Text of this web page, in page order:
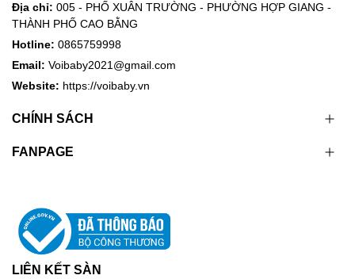
Địa chỉ: 005 - PHỐ XUÂN TRƯỜNG - PHƯỜNG HỢP GIANG -
THÀNH PHỐ CAO BẰNG
Hotline: 0865759998
Email: Voibaby2021@gmail.com
Website: https://voibaby.vn
CHÍNH SÁCH
FANPAGE
LIÊN KẾT SÀN